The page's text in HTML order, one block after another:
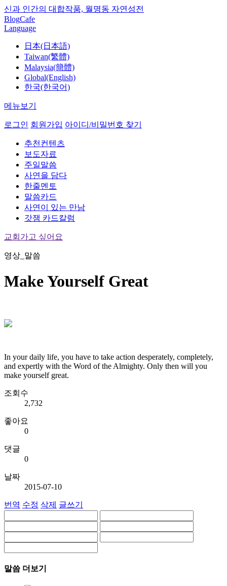
신과 인간의 대합작품, 월명동 자연성전
BlogCafe
Language
日本(日本語)
Taiwan(繁體)
Malaysia(簡體)
Global(English)
한국(한국어)
메뉴보기
로그인 회원가입 아이디/비밀번호 찾기
추천컨텐츠
보도자료
주일말씀
사연을 담다
한줄멘토
말씀카드
사연이 있는 만남
갓잼 카드칼럼
교회가고 싶어요
영상_말씀
Make Yourself Great
In your daily life, you have to take action desperately, completely,
and expertly with the Word of the Almighty. Only then will you
make yourself great.
조회수
2,732
좋아요
0
댓글
0
날짜
2015-07-10
번역 수정 삭제 글쓰기
말씀 더보기